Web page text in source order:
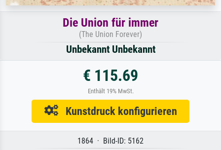
Die Union für immer
(The Union Forever)
Unbekannt Unbekannt
€ 115.69
Enthält 19% MwSt.
Kunstdruck konfigurieren
1864 · Bild-ID: 5162